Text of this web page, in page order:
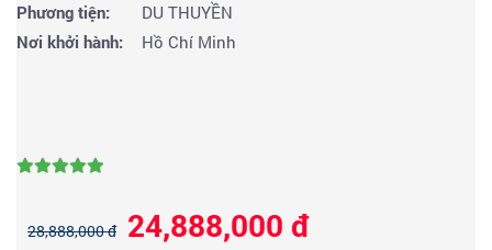
Phương tiện:
DU THUYỀN
Nơi khởi hành:
Hồ Chí Minh
28,888,000 đ 24,888,000 đ